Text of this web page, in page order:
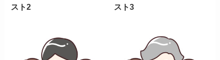
スト2
スト3